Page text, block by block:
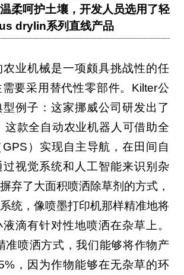
柔呵护土壤，开发人员选用了轻
drylin系列直线产品
业机械是一项颇具挑战性的任
要采用替代性零部件。Kilter公
例子：这家挪威公司研发出了
这款全自动农业机器人可借助全
）实现自主导航，在田间自
过视觉系统和人工智能来识别杂
弃了大面积喷洒除草剂的方式，
统，像喷墨打印机那样精准地将
滴有针对性地喷洒在杂草上。
准喷洒方式，我们能够将作物产
，因为作物能够在无杂草的环